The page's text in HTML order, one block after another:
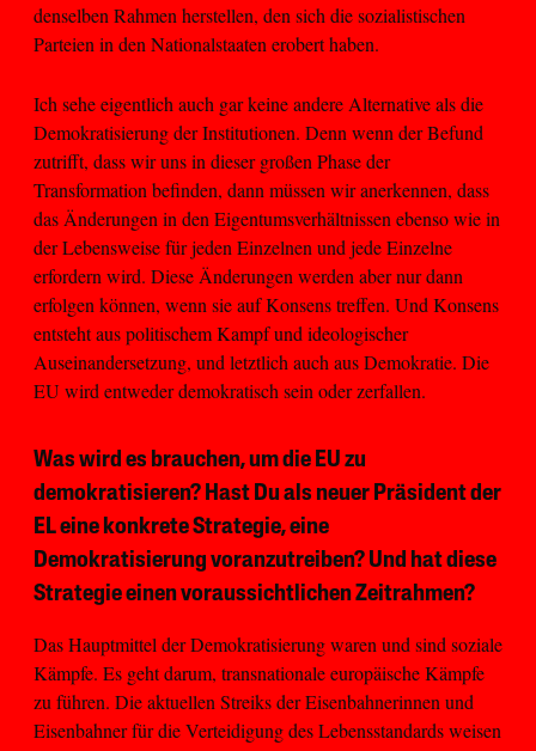
denselben Rahmen herstellen, den sich die sozialistischen
Parteien in den Nationalstaaten erobert haben.
Ich sehe eigentlich auch gar keine andere Alternative als die
Demokratisierung der Institutionen. Denn wenn der Befund
zutrifft, dass wir uns in dieser großen Phase der
Transformation befinden, dann müssen wir anerkennen, dass
das Änderungen in den Eigentumsverhältnissen ebenso wie in
der Lebensweise für jeden Einzelnen und jede Einzelne
erfordern wird. Diese Änderungen werden aber nur dann
erfolgen können, wenn sie auf Konsens treffen. Und Konsens
entsteht aus politischem Kampf und ideologischer
Auseinandersetzung, und letztlich auch aus Demokratie. Die
EU wird entweder demokratisch sein oder zerfallen.
Was wird es brauchen, um die EU zu
demokratisieren? Hast Du als neuer Präsident der
EL eine konkrete Strategie, eine
Demokratisierung voranzutreiben? Und hat diese
Strategie einen voraussichtlichen Zeitrahmen?
Das Hauptmittel der Demokratisierung waren und sind soziale
Kämpfe. Es geht darum, transnationale europäische Kämpfe
zu führen. Die aktuellen Streiks der Eisenbahnerinnen und
Eisenbahner für die Verteidigung des Lebensstandards weisen